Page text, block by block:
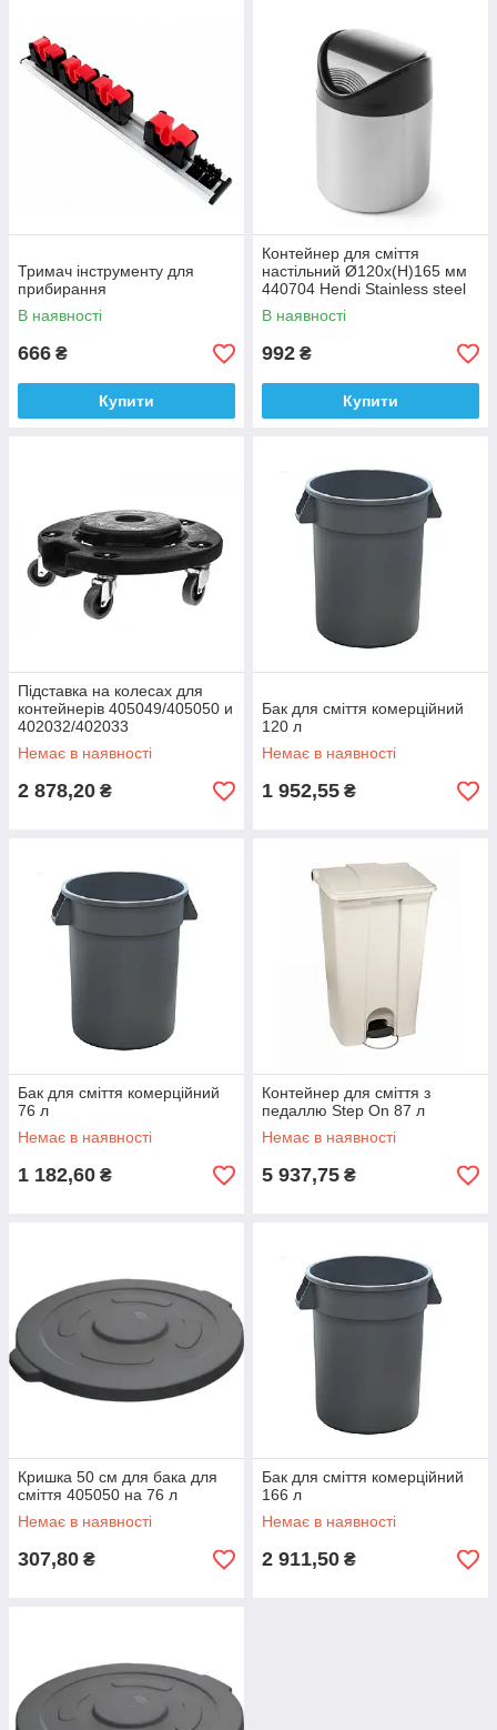
Тримач інструменту для
прибирання
В наявності
666 ₴
Купити
Контейнер для сміття
настільний Ø120x(H)165 мм
440704 Hendi Stainless steel
В наявності
992 ₴
Купити
Підставка на колесах для
контейнерів 405049/405050 и
402032/402033
Немає в наявності
2 878,20 ₴
Бак для сміття комерційний
120 л
Немає в наявності
1 952,55 ₴
Бак для сміття комерційний
76 л
Немає в наявності
1 182,60 ₴
Контейнер для сміття з
педаллю Step On 87 л
Немає в наявності
5 937,75 ₴
Кришка 50 см для бака для
сміття 405050 на 76 л
Немає в наявності
307,80 ₴
Бак для сміття комерційний
166 л
Немає в наявності
2 911,50 ₴